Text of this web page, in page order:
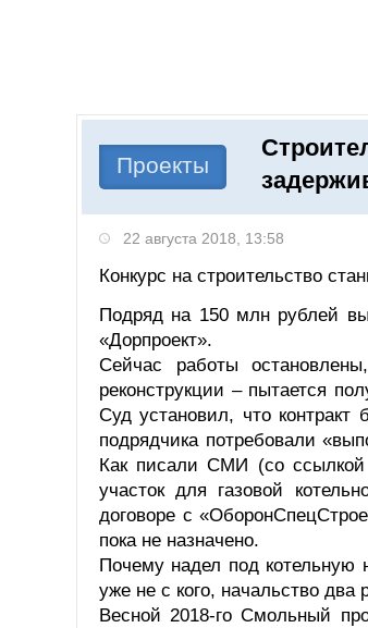
Проекты
22 августа 2018, 13:58
Конкурс на строительство
Подряд на 150 млн рублей
«Дорпроект».
Сейчас работы
реконструкции – пытается
Суд установил, что контракт
подрядчика потребовали
Как писали СМИ (со ссылкой
участок для газовой
договоре с
пока не назначено.
Почему надел под котельную
уже не с кого, начальство два
Весной 2018-го Смольный